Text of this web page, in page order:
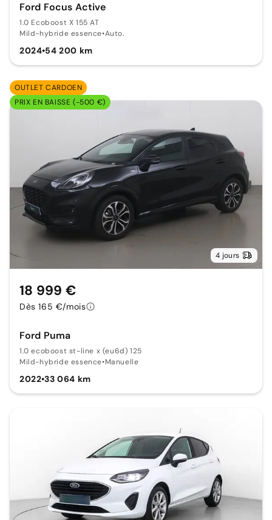
Ford Focus Active
1.0 Ecoboost X 155 AT
Mild-hybride essence•Auto.
2024•54 200 km
OUTLET CARDOEN
PRIX EN BAISSE (-500 €)
4 jours
Ford Puma
1.0 ecoboost st-line x (eu6d) 125
Mild-hybride essence•Manuelle
2022•33 064 km
18 999 €
Dès 165 €/mois